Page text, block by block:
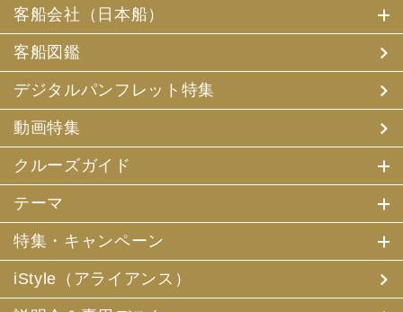
客船会社（日本船）
客船図鑑
デジタルパンフレット特集
動画特集
クルーズガイド
テーマ
特集・キャンペーン
iStyle（アライアンス）